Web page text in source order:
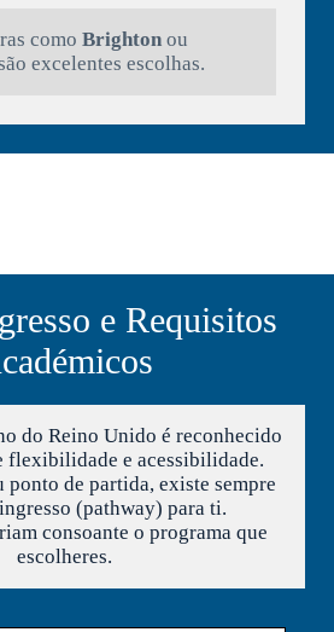
como Brighton ou
excelentes escolhas.
e Requisitos
do Reino Unido é reconhecido
flexibilidade e acessibilidade.
ponto de partida, existe sempre
(pathway) para ti.
consoante o programa que
escolheres.